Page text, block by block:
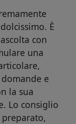
È
con
una
e
la sua
Lo consiglio